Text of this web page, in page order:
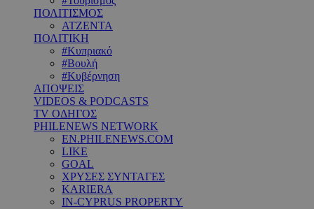
ΠΟΛΙΤΙΣΜΟΣ
ΑΤΖΕΝΤΑ
ΠΟΛΙΤΙΚΗ
#Κυπριακό
#Βουλή
#Κυβέρνηση
ΑΠΟΨΕΙΣ
VIDEOS & PODCASTS
TV ΟΔΗΓΟΣ
PHILENEWS NETWORK
EN.PHILENEWS.COM
LIKE
GOAL
ΧΡΥΣΕΣ ΣΥΝΤΑΓΕΣ
KARIERA
IN-CYPRUS PROPERTY